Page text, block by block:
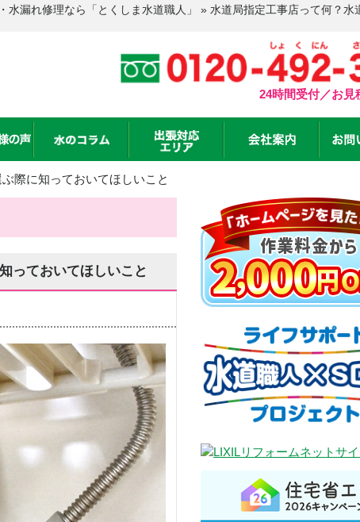
水漏れ修理なら「とくしま水道職人」 » 水道局指定工事店って何？水
24時間受付／お見
際に知っておいてほしいこと
っておいてほしいこと